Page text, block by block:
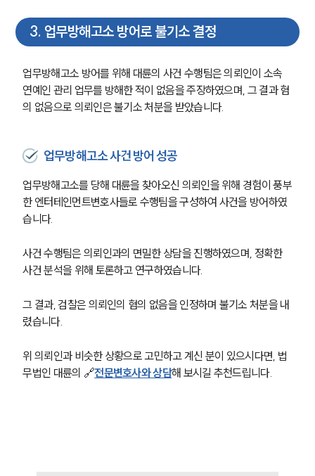
3. 업무방해고소 방어로 불기소 결정
업무방해고소 방어를 위해 대륜의 사건 수행팀은 의뢰인이 소속
연예인 관리 업무를 방해한 적이 없음을 주장하였으며, 그 결과 혐
의 없음으로 의뢰인은 불기소 처분을 받았습니다.
업무방해고소 사건 방어 성공
업무방해고소를 당해 대륜을 찾아오신 의뢰인을 위해 경험이 풍부
한 엔터테인먼트변호사들로 수행팀을 구성하여 사건을 방어하였
습니다.
사건 수행팀은 의뢰인과의 면밀한 상담을 진행하였으며, 정확한
사건 분석을 위해 토론하고 연구하였습니다.
그 결과, 검찰은 의뢰인의 혐의 없음을 인정하며 불기소 처분을 내
렸습니다.
위 의뢰인과 비슷한 상황으로 고민하고 계신 분이 있으시다면, 법
무법인 대륜의 🔗전문변호사와 상담해 보시길 추천드립니다.